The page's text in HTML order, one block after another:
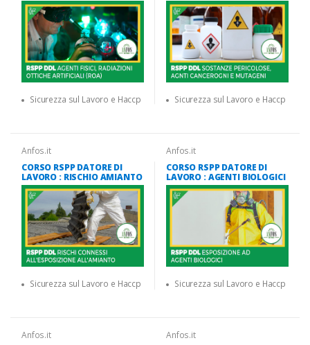
Sicurezza sul Lavoro e Haccp Sicurezza sul Lavoro e Haccp
Anfos.it
CORSO RSPP DATORE DI
LAVORO : RISCHIO AMIANTO
Sicurezza sul Lavoro e Haccp
Anfos.it
CORSO RSPP DATORE DI
LAVORO : AGENTI BIOLOGICI
Sicurezza sul Lavoro e Haccp
Anfos.it
Anfos.it